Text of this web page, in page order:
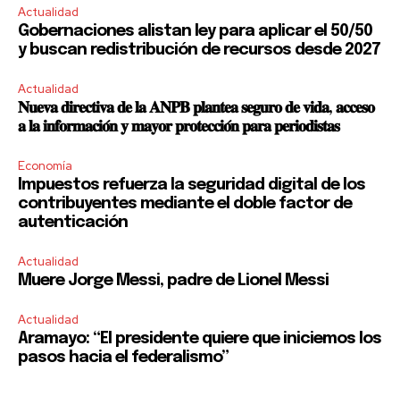
Actualidad
Gobernaciones alistan ley para aplicar el 50/50
y buscan redistribución de recursos desde 2027
Actualidad
𝐍𝐮𝐞𝐯𝐚 𝐝𝐢𝐫𝐞𝐜𝐭𝐢𝐯𝐚 𝐝𝐞 𝐥𝐚 𝐀𝐍𝐏𝐁 𝐩𝐥𝐚𝐧𝐭𝐞𝐚 𝐬𝐞𝐠𝐮𝐫𝐨 𝐝𝐞 𝐯𝐢𝐝𝐚, 𝐚𝐜𝐜𝐞𝐬𝐨
𝐚 𝐥𝐚 𝐢𝐧𝐟𝐨𝐫𝐦𝐚𝐜𝐢𝐨́𝐧 𝐲 𝐦𝐚𝐲𝐨𝐫 𝐩𝐫𝐨𝐭𝐞𝐜𝐜𝐢𝐨́𝐧 𝐩𝐚𝐫𝐚 𝐩𝐞𝐫𝐢𝐨𝐝𝐢𝐬𝐭𝐚𝐬
Economía
Impuestos refuerza la seguridad digital de los
contribuyentes mediante el doble factor de
autenticación
Actualidad
Muere Jorge Messi, padre de Lionel Messi
Actualidad
Aramayo: “El presidente quiere que iniciemos los
pasos hacia el federalismo”